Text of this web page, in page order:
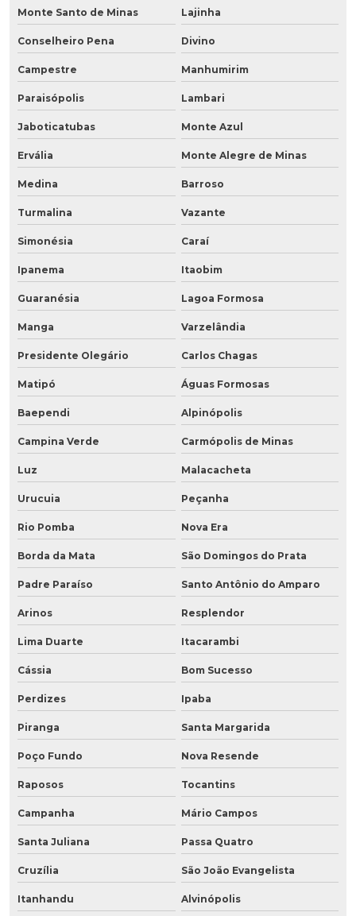
Monte Santo de Minas Lajinha
Conselheiro Pena Divino
Campestre Manhumirim
Paraisópolis Lambari
Jaboticatubas Monte Azul
Ervália Monte Alegre de Minas
Medina Barroso
Turmalina Vazante
Simonésia Caraí
Ipanema Itaobim
Guaranésia Lagoa Formosa
Manga Varzelândia
Presidente Olegário Carlos Chagas
Matipó Águas Formosas
Baependi Alpinópolis
Campina Verde Carmópolis de Minas
Luz Malacacheta
Urucuia Peçanha
Rio Pomba Nova Era
Borda da Mata São Domingos do Prata
Padre Paraíso Santo Antônio do Amparo
Arinos Resplendor
Lima Duarte Itacarambi
Cássia Bom Sucesso
Perdizes Ipaba
Piranga Santa Margarida
Poço Fundo Nova Resende
Raposos Tocantins
Campanha Mário Campos
Santa Juliana Passa Quatro
Cruzília São João Evangelista
Itanhandu Alvinópolis